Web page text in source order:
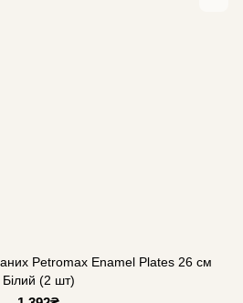
Petromax Enamel Plates 26 см
Білий (2 шт)